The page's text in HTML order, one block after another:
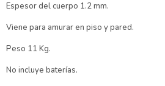
Espesor del cuerpo 1.2 mm.
Viene para amurar en piso y pared.
Peso 11 Kg.
No incluye baterías.